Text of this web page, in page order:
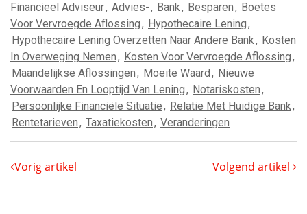
Financieel Adviseur, Advies-, Bank, Besparen, Boetes
Voor Vervroegde Aflossing, Hypothecaire Lening,
Hypothecaire Lening Overzetten Naar Andere Bank, Kosten
In Overweging Nemen, Kosten Voor Vervroegde Aflossing,
Maandelijkse Aflossingen, Moeite Waard, Nieuwe
Voorwaarden En Looptijd Van Lening, Notariskosten,
Persoonlijke Financiële Situatie, Relatie Met Huidige Bank,
Rentetarieven, Taxatiekosten, Veranderingen
Vorig artikel Volgend artikel